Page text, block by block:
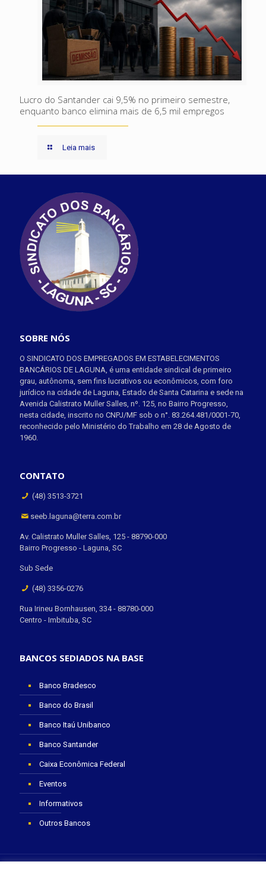
Lucro do Santander cai 9,5% no primeiro semestre,
enquanto banco elimina mais de 6,5 mil empregos
Leia mais
SOBRE NÓS
O SINDICATO DOS EMPREGADOS EM ESTABELECIMENTOS
BANCÁRIOS DE LAGUNA, é uma entidade sindical de primeiro
grau, autônoma, sem fins lucrativos ou econômicos, com foro
jurídico na cidade de Laguna, Estado de Santa Catarina e sede na
Avenida Calistrato Muller Salles, nº. 125, no Bairro Progresso,
nesta cidade, inscrito no CNPJ/MF sob o n°. 83.264.481/0001-70,
reconhecido pelo Ministério do Trabalho em 28 de Agosto de
1960.
CONTATO
(48) 3513-3721
seeb.laguna@terra.com.br
Av. Calistrato Muller Salles, 125 - 88790-000
Bairro Progresso - Laguna, SC
Sub Sede
(48) 3356-0276
Rua Irineu Bornhausen, 334 - 88780-000
Centro - Imbituba, SC
BANCOS SEDIADOS NA BASE
Banco Bradesco
Banco do Brasil
Banco Itaú Unibanco
Banco Santander
Caixa Econômica Federal
Eventos
Informativos
Outros Bancos